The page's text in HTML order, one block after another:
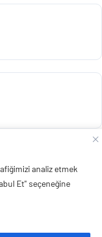
analiz etmek
Et" seçeneğine